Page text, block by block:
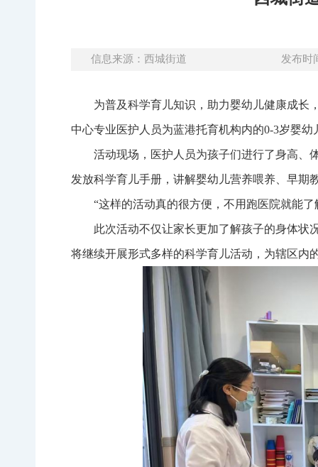
信息来源：西城街道 发布时
为普及科学育儿知识，助力婴幼儿健康成长
中心专业医护人员为蓝港托育机构内的0-3岁婴
活动现场，医护人员为孩子们进行了身高、
发放科学育儿手册，讲解婴幼儿营养喂养、早
“这样的活动真的很方便，不用跑医院就能
此次活动不仅让家长更加了解孩子的身体状
将继续开展形式多样的科学育儿活动，为辖区内